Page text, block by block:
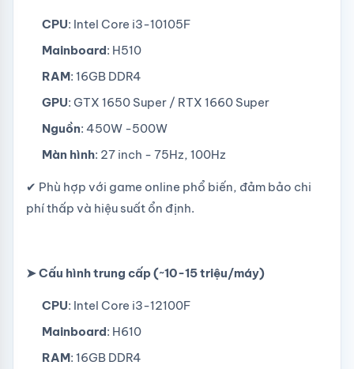
CPU: Intel Core i3-10105F
Mainboard: H510
RAM: 16GB DDR4
GPU: GTX 1650 Super / RTX 1660 Super
Nguồn: 450W -500W
Màn hình: 27 inch - 75Hz, 100Hz
✔ Phù hợp với game online phổ biến, đảm bảo chi
phí thấp và hiệu suất ổn định.
➤ Cấu hình trung cấp (~10-15 triệu/máy)
CPU: Intel Core i3-12100F
Mainboard: H610
RAM: 16GB DDR4